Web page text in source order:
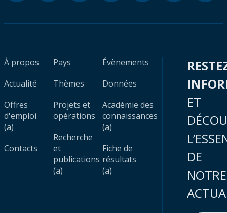
À propos
Actualité
Offres
d'emploi
(a)
Contacts
Pays
Thèmes
Projets et
opérations
Recherche
et
publications
(a)
Évènements
Données
Académie des
connaissances
(a)
Fiche de
résultats
(a)
ET
DE
NOTRE